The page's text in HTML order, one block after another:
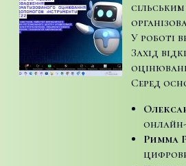
У роботі
Захід
Серед
Римма